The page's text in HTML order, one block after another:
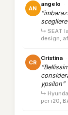
AN
angelo ·
↳ SEAT
design,
CR
Cristina ·
ypsilon”
↳
per i20,